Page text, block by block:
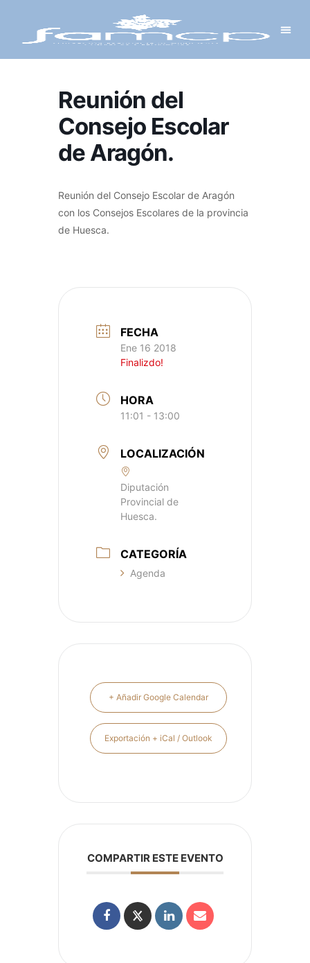
Reunión del
Consejo Escolar
de Aragón.
Reunión del Consejo Escolar de Aragón
con los Consejos Escolares de la provincia
de Huesca.
FECHA
Ene 16 2018
Finalizdo!
HORA
11:01 - 13:00
LOCALIZACIÓN
Diputación
Provincial de
Huesca.
CATEGORÍA
Agenda
+ Añadir Google Calendar
Exportación + iCal / Outlook
COMPARTIR ESTE EVENTO